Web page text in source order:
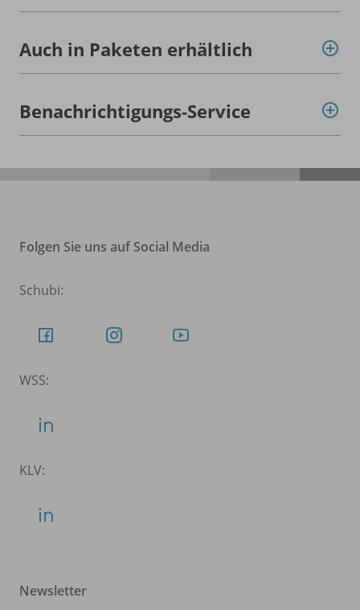
Auch in Paketen erhältlich
Benachrichtigungs-Service
Folgen Sie uns auf Social Media
Schubi:
WSS:
KLV:
Newsletter